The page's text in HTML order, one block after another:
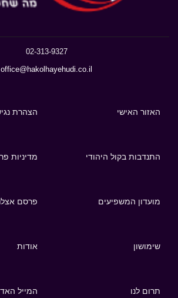
02-313-9327
office@hakolhayehudi.co.il
האזור האישי הצהרת
התנדבות בקול היהודי מדיניות
מועדון המשפיעים פרסם
שימושון אודות
תרום לנו המייל